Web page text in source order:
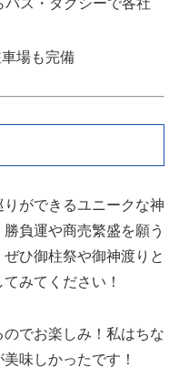
場も完備
ができるユニークな神
負運や商売繁盛を願う
ひ御柱祭や御神渡りと
みてください！
でお楽しみ！私はちな
味しかったです！